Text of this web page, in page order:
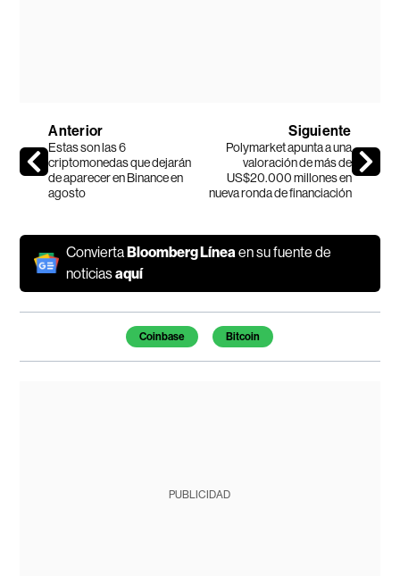
Anterior
Estas son las 6
criptomonedas que dejarán
de aparecer en Binance en
agosto
Siguiente
Polymarket apunta a una
valoración de más de
US$20.000 millones en
nueva ronda de financiación
ConviertaBloomberg Línea en su fuente de
noticiasaquí
Temas de este artículo
Coinbase Bitcoin
PUBLICIDAD